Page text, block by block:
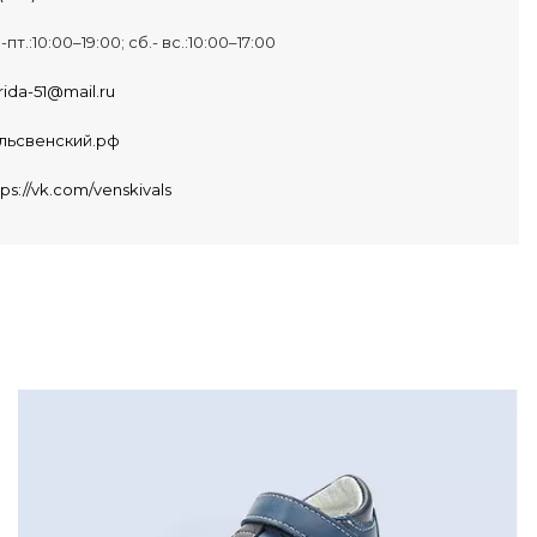
пт.:10:00–19:00; сб.- вс.:10:00–17:00
51@mail.ru
vk.com/venskivals